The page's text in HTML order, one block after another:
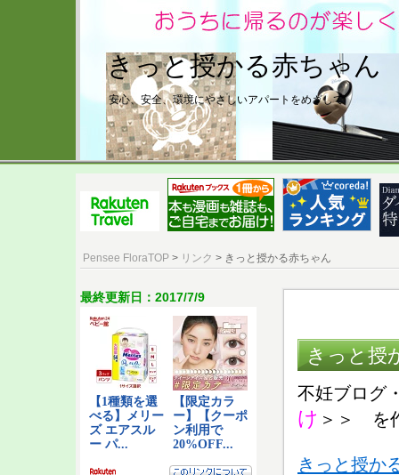
きっと授かる赤ちゃん
安心、安全、環境にやさしいアパートをめざして
Pensee FloraTOP > リンク > きっと授かる赤ちゃん
きっと授
不妊ブログ
け ＞＞ を
きっと授か
最終更新日：2017/7/9